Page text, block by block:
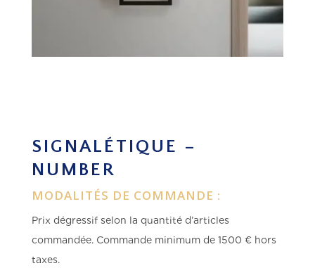
SIGNALÉTIQUE –
NUMBER
MODALITÉS DE COMMANDE :
Prix dégressif selon la quantité d’articles
commandée. Commande minimum de 1500 € hors
taxes.